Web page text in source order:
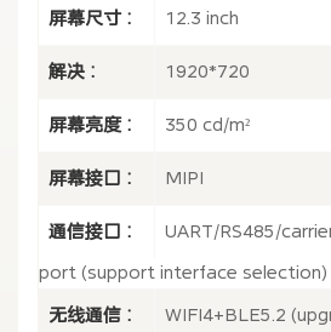
屏幕尺寸 : 12.3 inch
解决 : 1920*720
屏幕亮度 : 350 cd/m²
屏幕接口 : MIPI
通信接口 : UART/RS485/
port (support interface selection)
无线通信 : WIFI4+BLE5.2